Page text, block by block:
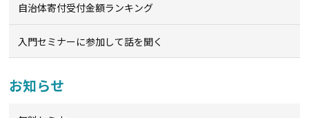
自治体寄付受付金額ランキング
入門セミナーに参加して話を聞く
お知らせ